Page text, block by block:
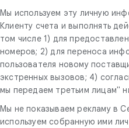
Мы используем эту личную
Клиенту счета и выполнять
том числе 1) для
номеров; 2) для переноса
пользователя новому
экстренных вызовов; 4)
мы передаем третьим лицам"
Мы не показываем рекламу в
используем собранную ими